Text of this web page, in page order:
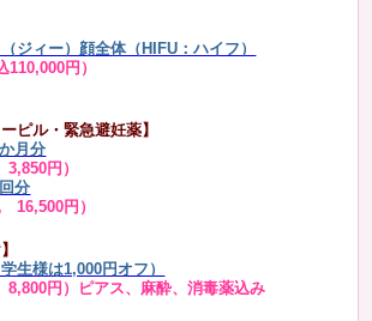
ジィー）顔全体（HIFU：ハイフ）
110,000円）
ピル・緊急避妊薬】
月分
円）
分
16,500円）
生様は1,000円オフ）
円）ピアス、麻酔、消毒薬込み